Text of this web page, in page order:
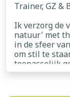
Trainer, GZ &
Ik verzorg de
natuur' met
in de sfeer
om stil te
toepasselijk
uitgenodigd